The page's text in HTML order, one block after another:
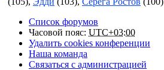
Список форумов
Часовой пояс: UTC+03:00
Удалить cookies конференции
Наша команда
Связаться с администрацией